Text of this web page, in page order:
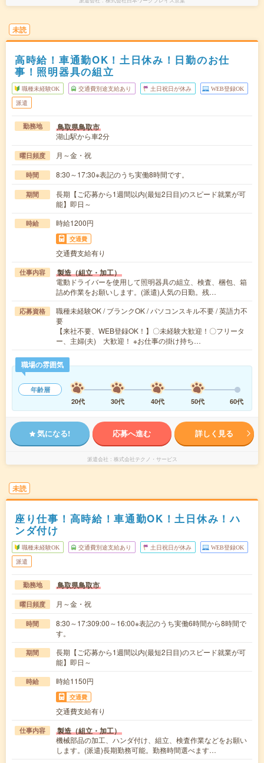
未読
高時給！車通勤OK！土日休み！日勤のお仕
事！照明器具の組立
職種未経験OK 交通費別途支給あり 土日祝日が休み WEB登録OK
派遣
勤務地 鳥取県鳥取市
湖山駅から車2分
曜日頻度 月～金・祝
時間 8:30～17:30※表記のうち実働8時間です。
期間
長期【ご応募から1週間以内(最短2日目)のスピード就業が可
能】即日～
時給 時給1200円
交通費
交通費支給有り
仕事内容 製造（組立・加工）
電動ドライバーを使用して照明器具の組立、検査、梱包、箱
詰め作業をお願いします。(派遣)人気の日勤。残…
応募資格
職種未経験OK / ブランクOK / パソコンスキル不要 / 英語力不
要
【来社不要、WEB登録OK！】〇未経験大歓迎！〇フリータ
ー、主婦(夫) 大歓迎！ ※お仕事の掛け持ち…
職場の雰囲気
年齢層
20代
30代 40代 50代 60代
気になる! 応募へ進む 詳しく見る
派遣会社 株式会社テクノ・サービス
未読
座り仕事！高時給！車通勤OK！土日休み！ハ
ンダ付け
職種未経験OK 交通費別途支給あり 土日祝日が休み WEB登録OK
派遣
勤務地 鳥取県鳥取市
曜日頻度 月～金・祝
時間
8:30～17:309:00～16:00※表記のうち実働6時間から8時間で
す。
期間
長期【ご応募から1週間以内(最短2日目)のスピード就業が可
能】即日～
時給 時給1150円
交通費
交通費支給有り
仕事内容 製造（組立・加工）
機械部品の加工、ハンダ付け、組立、検査作業などをお願い
します。(派遣)長期勤務可能。勤務時間選べます…